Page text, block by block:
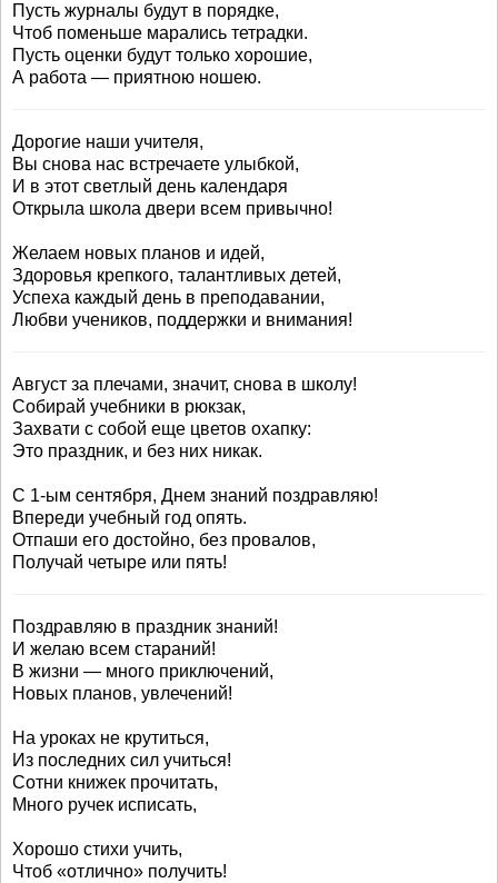
Пусть журналы будут в порядке,
Чтоб поменьше марались тетрадки.
Пусть оценки будут только хорошие,
А работа — приятною ношею.
Дорогие наши учителя,
Вы снова нас встречаете улыбкой,
И в этот светлый день календаря
Открыла школа двери всем привычно!
Желаем новых планов и идей,
Здоровья крепкого, талантливых детей,
Успеха каждый день в преподавании,
Любви учеников, поддержки и внимания!
Август за плечами, значит, снова в школу!
Собирай учебники в рюкзак,
Захвати с собой еще цветов охапку:
Это праздник, и без них никак.
С 1-ым сентября, Днем знаний поздравляю!
Впереди учебный год опять.
Отпаши его достойно, без провалов,
Получай четыре или пять!
Поздравляю в праздник знаний!
И желаю всем стараний!
В жизни — много приключений,
Новых планов, увлечений!
На уроках не крутиться,
Из последних сил учиться!
Сотни книжек прочитать,
Много ручек исписать,
Хорошо стихи учить,
Чтоб «отлично» получить!